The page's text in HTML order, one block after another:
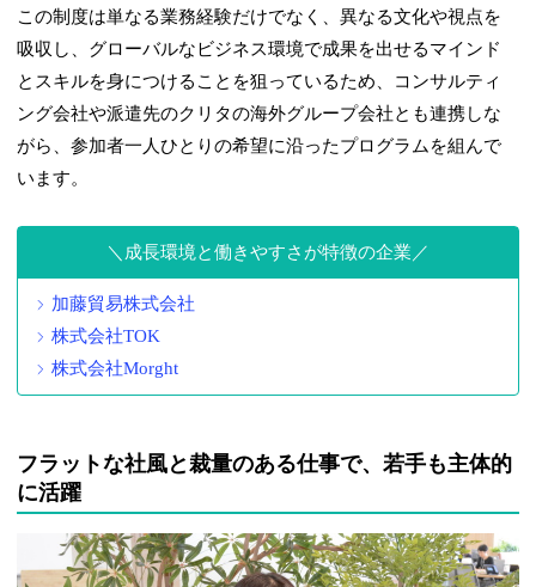
この制度は単なる業務経験だけでなく、異なる文化や視点を
吸収し、グローバルなビジネス環境で成果を出せるマインド
とスキルを身につけることを狙っているため、コンサルティ
ング会社や派遣先のクリタの海外グループ会社とも連携しな
がら、参加者一人ひとりの希望に沿ったプログラムを組んで
います。
成長環境と働きやすさが特徴の企業
加藤貿易株式会社
株式会社TOK
株式会社Morght
フラットな社風と裁量のある仕事で、若手も主体的
に活躍